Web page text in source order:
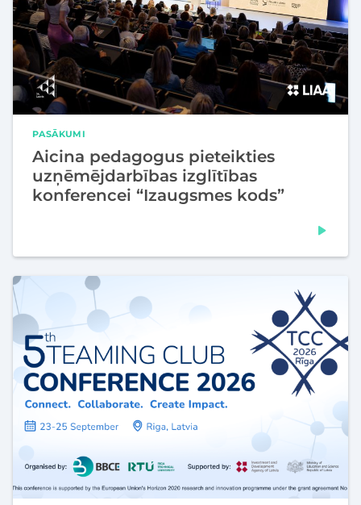
PASĀKUMI
Aicina pedagogus pieteikties
uzņēmējdarbības izglītības
konferencei “Izaugsmes kods”